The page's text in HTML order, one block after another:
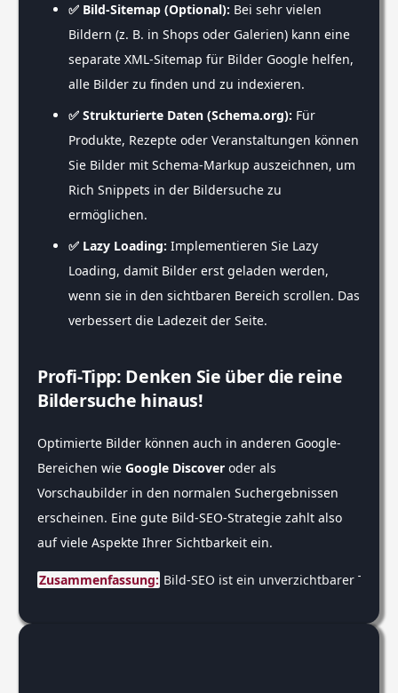
✅ Bild-Sitemap (Optional): Bei sehr vielen
Bildern (z. B. in Shops oder Galerien) kann eine
separate XML-Sitemap für Bilder Google helfen,
alle Bilder zu finden und zu indexieren.
✅ Strukturierte Daten (Schema.org): Für
Produkte, Rezepte oder Veranstaltungen können
Sie Bilder mit Schema-Markup auszeichnen, um
Rich Snippets in der Bildersuche zu
ermöglichen.
✅ Lazy Loading: Implementieren Sie Lazy
Loading, damit Bilder erst geladen werden,
wenn sie in den sichtbaren Bereich scrollen. Das
verbessert die Ladezeit der Seite.
Profi-Tipp: Denken Sie über die reine
Bildersuche hinaus!
Optimierte Bilder können auch in anderen Google-
Bereichen wie Google Discover oder als
Vorschaubilder in den normalen Suchergebnissen
erscheinen. Eine gute Bild-SEO-Strategie zahlt also
auf viele Aspekte Ihrer Sichtbarkeit ein.
Zusammenfassung: Bild-SEO ist ein unverzichtbarer Teil